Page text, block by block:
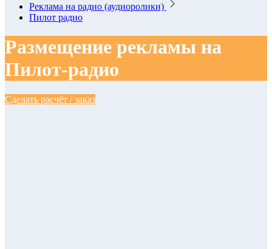
Реклама на радио (аудиоролики)
Пилот радио
Размещение рекламы на
Пилот-радио
Сделать расчёт / заказ